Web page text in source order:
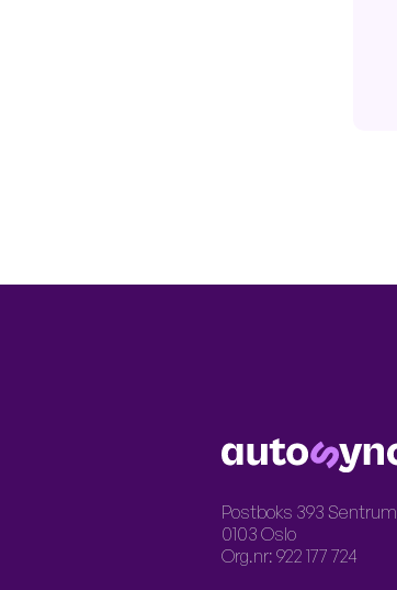
LOGO
Postboks 393 Sentrum
0103 Oslo
Org.nr: 922 177 724